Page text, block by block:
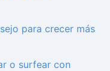
para crecer más
o surfear con